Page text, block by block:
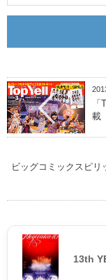
載
ビッグコミックスピリ
13th